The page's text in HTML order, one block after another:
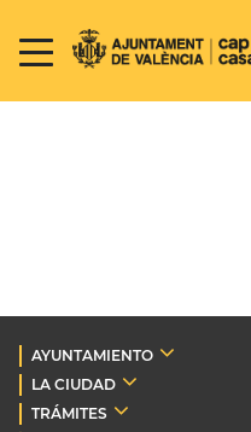
AYUNTAMIENTO
LA CIUDAD
TRÁMITES